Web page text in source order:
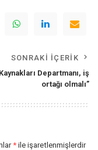
SONRAKI İÇERIK
Departmanı, iş
ortağı olmalı”
* ile işaretlenmişlerdir